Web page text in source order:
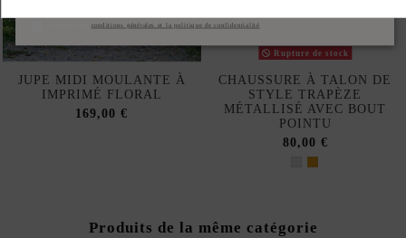
JUPE MIDI MOULANTE À
IMPRIMÉ FLORAL
169,00 €
Rupture de stock
CHAUSSURE À TALON DE
STYLE TRAPÈZE
MÉTALLISÉ AVEC BOUT
POINTU
80,00 €
Produits de la même catégorie
conditions générales et la politique de confidentialité